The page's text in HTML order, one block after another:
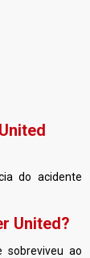
do acidente
United?
sobreviveu ao